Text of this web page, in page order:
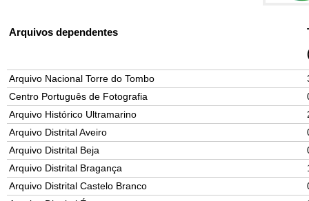
Arquivos dependentes
Arquivo Nacional Torre do Tombo
Centro Português de Fotografia
Arquivo Histórico Ultramarino
Arquivo Distrital Aveiro
Arquivo Distrital Beja
Arquivo Distrital Bragança
Arquivo Distrital Castelo Branco